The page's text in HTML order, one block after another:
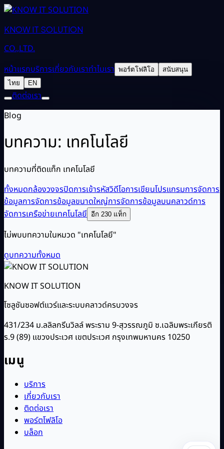
KNOW IT SOLUTION
CO.,LTD.
หน้าแรกบริการเกี่ยวกับเราทำไมเรา พอร์ตโฟลิโอ
สนับสนุน
ไทย
EN
ติดต่อเรา
Blog
บทความ: เทคโนโลยี
บทความที่ติดแท็ก เทคโนโลยี
ทั้งหมดกล้องวงจรปิดการเข้ารหัสวิดีโอการเขียนโปรแกรมการจัดการ
ข้อมูลการจัดการข้อมูลขนาดใหญ่การจัดการข้อมูลบนคลาวด์การ
จัดการเครือข่ายเทคโนโลยี อีก 230 แท็ก
ไม่พบบทความในหมวด "เทคโนโลยี"
ดูบทความทั้งหมด
KNOW IT SOLUTION
โซลูชันซอฟต์แวร์และระบบคลาวด์ครบวงจร
431/234 ม.ลลิลกรีนวิลล์ พระราม 9-สุวรรณภูมิ ซ.เฉลิมพระเกียรติ
ร.9 (89) แขวงประเวศ เขตประเวศ กรุงเทพมหานคร 10250
เมนู
บริการ
เกี่ยวกับเรา
ติดต่อเรา
พอร์ตโฟลิโอ
บล็อก